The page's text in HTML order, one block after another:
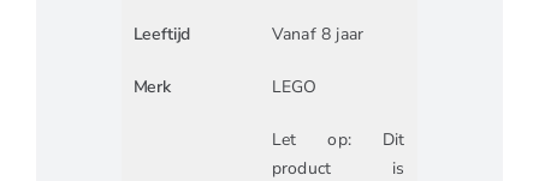
Leeftijd Vanaf 8 jaar
Merk LEGO
Let op: Dit
product is